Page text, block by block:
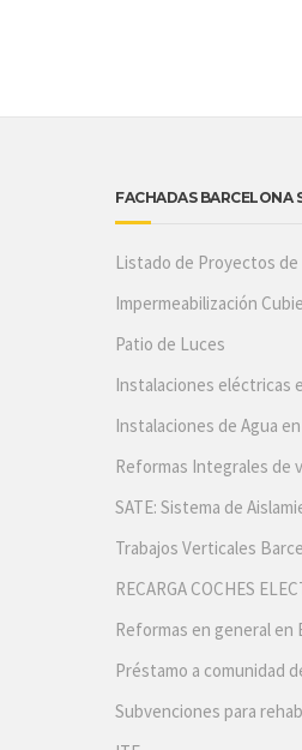
FACHADAS BARCELONA
Listado de Proyectos de
Impermeabilización
Patio de Luces
Instalaciones eléctricas
Instalaciones de Agua
Reformas Integrales de
SATE: Sistema de
Trabajos Verticales
RECARGA COCHES
Reformas en general en
Préstamo a comunidad
Subvenciones para